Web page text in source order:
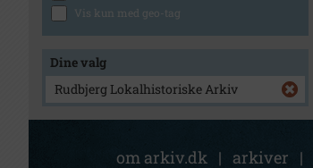
Vis kun med geo-tag
Dine valg
Rudbjerg Lokalhistoriske Arkiv
om arkiv.dk | arkiver |